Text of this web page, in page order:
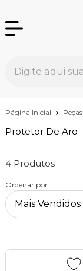
Página Inicial Peças
Protetor De Aro
4
Ordenar por: